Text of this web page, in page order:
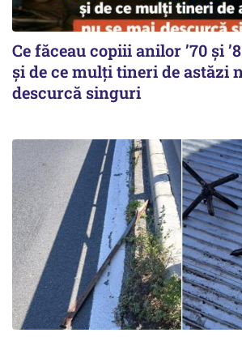
Ce făceau copiii anilor ’70 și
și de ce mulți tineri de astăzi
descurcă singuri